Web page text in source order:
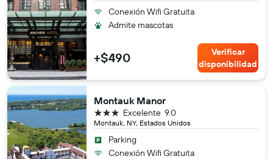
Conexión Wifi Gratuita
Admite mascotas
+$490
Verificar
disponibilidad
Montauk Manor
Montauk, NY, Estados Unidos
9.0
Excelente
3 estrellas
Parking
Conexión Wifi Gratuita